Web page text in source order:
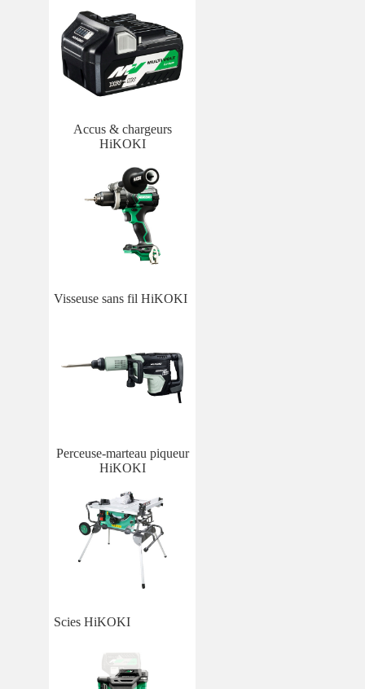
Accus & chargeurs
HiKOKI
Visseuse sans fil HiKOKI
Perceuse-marteau piqueur
HiKOKI
Scies HiKOKI